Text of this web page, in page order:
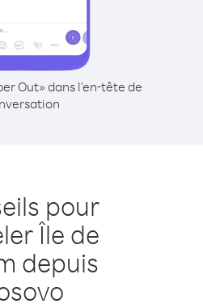
Out» dans l'en-tête de
pour
Île de
depuis